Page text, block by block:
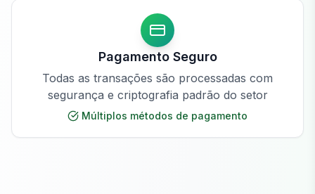
Pagamento Seguro
Todas as transações são processadas com
segurança e criptografia padrão do setor
Múltiplos métodos de pagamento